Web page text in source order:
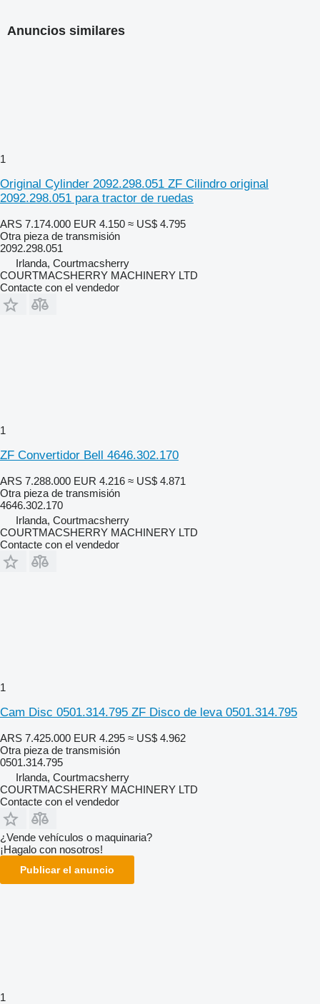
Anuncios similares
1
Original Cylinder 2092.298.051 ZF Cilindro original
2092.298.051 para tractor de ruedas
ARS 7.174.000 EUR 4.150 ≈ US$ 4.795
Otra pieza de transmisión
2092.298.051
Irlanda, Courtmacsherry
COURTMACSHERRY MACHINERY LTD
Contacte con el vendedor
1
ZF Convertidor Bell 4646.302.170
ARS 7.288.000 EUR 4.216 ≈ US$ 4.871
Otra pieza de transmisión
4646.302.170
Irlanda, Courtmacsherry
COURTMACSHERRY MACHINERY LTD
Contacte con el vendedor
1
Cam Disc 0501.314.795 ZF Disco de leva 0501.314.795
ARS 7.425.000 EUR 4.295 ≈ US$ 4.962
Otra pieza de transmisión
0501.314.795
Irlanda, Courtmacsherry
COURTMACSHERRY MACHINERY LTD
Contacte con el vendedor
¿Vende vehículos o maquinaria?
¡Hagalo con nosotros!
Publicar el anuncio
1